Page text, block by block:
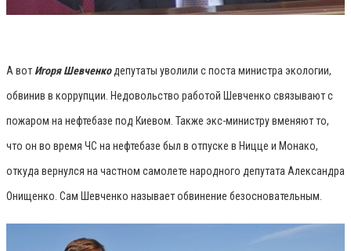
А вотИгоря Шевченкодепутаты уволили с поста министра экологии,
обвинив в коррупции. Недовольство работой Шевченко связывают с
пожаром на нефтебазе под Киевом. Также экс-министру вменяют то,
что он во время ЧС на нефтебазе был в отпуске в Ницце и Монако,
откуда вернулся на частном самолете народного депутата Александра
Онищенко. Сам Шевченко называет обвинение безосновательным.